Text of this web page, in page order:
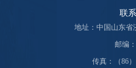
联
地址：中国山东省
邮编
传真：（86